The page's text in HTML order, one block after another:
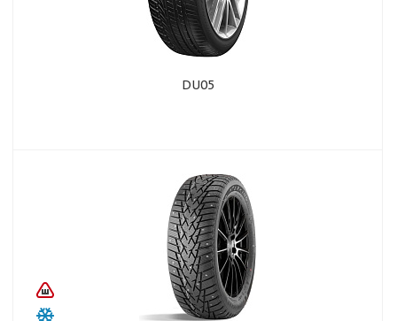
DU05